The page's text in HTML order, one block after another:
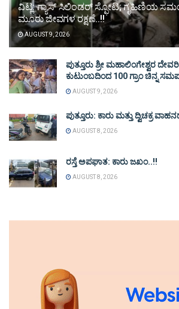
ವಿಟ್ಲ: ಗ್ಯಾಸ್ ಸಿಲಿಂಡರ್ ಸ್ಫೋಟ; ಗೃಹಿಣಿಯ
ಮೂರು ಜೀವಗಳ ರಕ್ಷಣೆ..!!
AUGUST 9, 2026
ಪುತ್ತೂರು ಶ್ರೀ ಮಹಾಲಿಂಗೇಶ್ವರ
ಕುಟುಂಬದಿಂದ 100 ಗ್ರಾಂ ಚಿನ್ನ
AUGUST 9, 2026
ಪುತ್ತೂರು: ಕಾರು ಮತ್ತು ದ್ವಿಚಕ್ರ
AUGUST 8, 2026
ರಸ್ತೆ ಅಪಘಾತ: ಕಾರು ಜಖಂ..!!
AUGUST 8, 2026